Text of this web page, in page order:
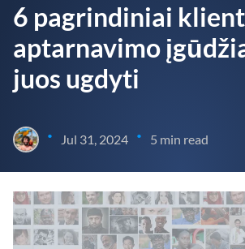
6 pagrindiniai
aptarnavimo
juos ugdyti
• Jul 31, 2024 • 5 min read